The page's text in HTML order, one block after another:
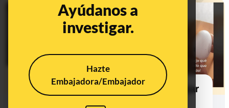
Ayúdanos a
investigar.
Hazte
Embajadora/Embajador
Por qué los espejos sí pueden reflejar